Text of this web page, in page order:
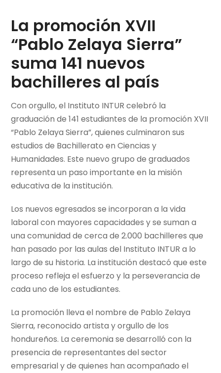
La promoción XVII
“Pablo Zelaya Sierra”
suma 141 nuevos
bachilleres al país
Con orgullo, el Instituto INTUR celebró la
graduación de 141 estudiantes de la promoción XVII
“Pablo Zelaya Sierra”, quienes culminaron sus
estudios de Bachillerato en Ciencias y
Humanidades. Este nuevo grupo de graduados
representa un paso importante en la misión
educativa de la institución.
Los nuevos egresados se incorporan a la vida
laboral con mayores capacidades y se suman a
una comunidad de cerca de 2.000 bachilleres que
han pasado por las aulas del Instituto INTUR a lo
largo de su historia. La institución destacó que este
proceso refleja el esfuerzo y la perseverancia de
cada uno de los estudiantes.
La promoción lleva el nombre de Pablo Zelaya
Sierra, reconocido artista y orgullo de los
hondureños. La ceremonia se desarrolló con la
presencia de representantes del sector
empresarial y de quienes han acompañado el